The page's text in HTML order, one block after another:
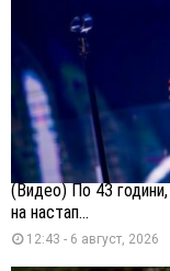
(Видео) По 43
на настап...
12:43 - 6 август, 2026